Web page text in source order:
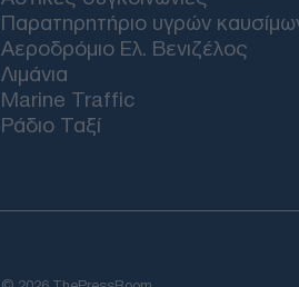
Παρατηρητήριο υγρών
Αεροδρόμιο Ελ. Βενιζέλος
Λιμάνια
Marine Traffic
Ράδιο Ταξί